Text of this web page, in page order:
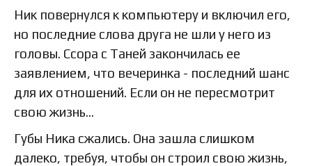
Ник повернулся к компьютеру и включил его,
но последние слова друга не шли у него из
головы. Ссора с Таней закончилась ее
заявлением, что вечеринка - последний шанс
для их отношений. Если он не пересмотрит
свою жизнь…
Губы Ника сжались. Она зашла слишком
далеко, требуя, чтобы он строил свою жизнь,